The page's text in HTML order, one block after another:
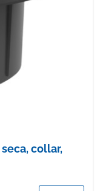
collar,